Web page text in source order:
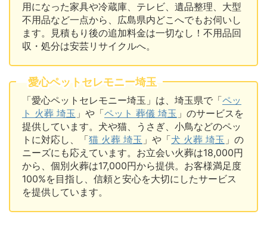
用になった家具や冷蔵庫、テレビ、遺品整理、大型
不用品など一点から、広島県内どこへでもお伺いし
ます。見積もり後の追加料金は一切なし！不用品回
収・処分は安芸リサイクルへ。
愛心ペットセレモニー埼玉
「愛心ペットセレモニー埼玉」は、埼玉県で「ペッ
ト 火葬 埼玉 」や「ペット 葬儀 埼玉 」のサービスを
提供しています。犬や猫、うさぎ、小鳥などのペッ
トに対応し、「猫 火葬 埼玉 」や「犬 火葬 埼玉 」の
ニーズにも応えています。お立会い火葬は18,000円
から、個別火葬は17,000円から提供。お客様満足度
100%を目指し、信頼と安心を大切にしたサービス
を提供しています。